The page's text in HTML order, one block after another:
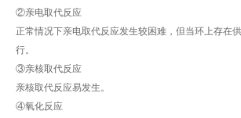
②亲电取代反应
正常情况下亲电取代反应发生较困难，但当环上存在
行。
③亲核取代反应
亲核取代反应易发生。
④氧化反应